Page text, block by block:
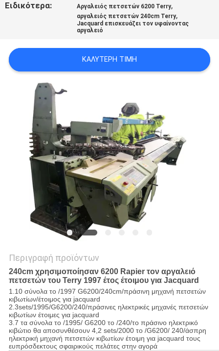
ΠΡΟΣΦΟΡΆ
SITEMAP
PRIVACY
POLICY
Ειδικότερα: Αργαλειός πετσετών 6200 Terry,
αργαλειός πετσετών 240cm Terry,
Jacquard επισκευάζει τον υφαίνοντας
αργαλειό
ΚΑΛΎΤΕΡΗ ΤΙΜΉ
Περιγραφή προϊόντων
240cm χρησιμοποίησαν 6200 Rapier τον αργαλειό
πετσετών του Terry 1997 έτος έτοιμου για Jacquard
1.10 σύνολα το /1997 G6200/240cm/πράσινη μηχανή πετσετών
κιβωτίων/έτοιμος για jacquard
2.3sets/1995/G6200/240/πράσινες ηλεκτρικές μηχανές πετσετών
κιβωτίων έτοιμες για jacquard
3.7 τα σύνολα το /1995/ G6200 το /240/το πράσινο ηλεκτρικό
κιβώτιο θα αποσυνθέσουν 4,2 sets/2000 το /G6200/ 240/άσπρη
ηλεκτρική μηχανή πετσετών κιβωτίων έτοιμη για jacquard τους
ευπρόσδεκτους σφαιρικούς πελάτες στην αγορά